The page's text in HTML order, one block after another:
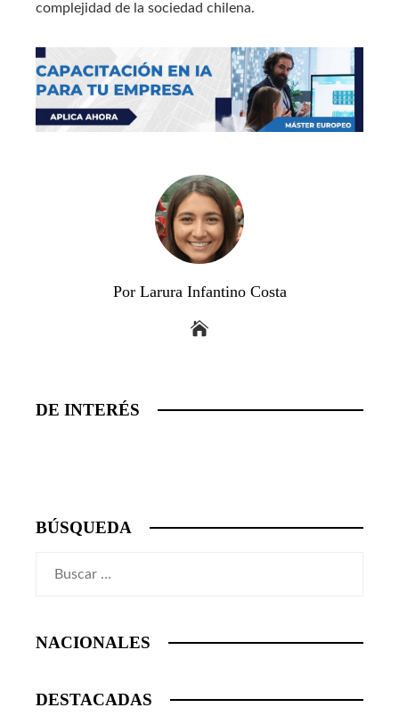
complejidad de la sociedad chilena.
Por Larura Infantino Costa
DE INTERÉS
BÚSQUEDA
NACIONALES
DESTACADAS